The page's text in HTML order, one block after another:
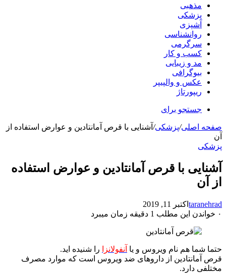
مذهبی
پزشکی
آشپزی
روانشناسی
سرگرمی
کسب و کار
مد و زیبایی
بیوگرافی
عکس و والپیپر
ریپورتاژ
جستجو برای
صفحه اصلی/پزشکی/ آشنایی با قرص آمانتادین و عوارض استفاده از
آن
پزشکی
آشنایی با قرص آمانتادین و عوارض استفاده
از آن
taranehrad اکتبر 11, 2019
۰ خواندن این مطلب 1 دقیقه زمان میبرد
حتما شما هم نام ویروس و یا آنفولانزا
را شنیده اید.
قرص آمانتادین از داروهای ضد ویروس است که موارد مصرف
مختلفی دارد.